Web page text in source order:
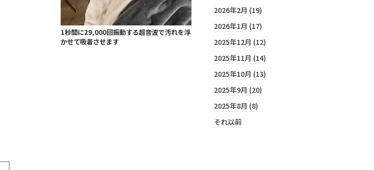
1秒間に29,000回振動する超音波で汚れを浮
かせて吸着させます
2026年2月 (19)
2026年1月 (17)
2025年12月 (12)
2025年11月 (14)
2025年10月 (13)
2025年9月 (20)
2025年8月 (8)
それ以前